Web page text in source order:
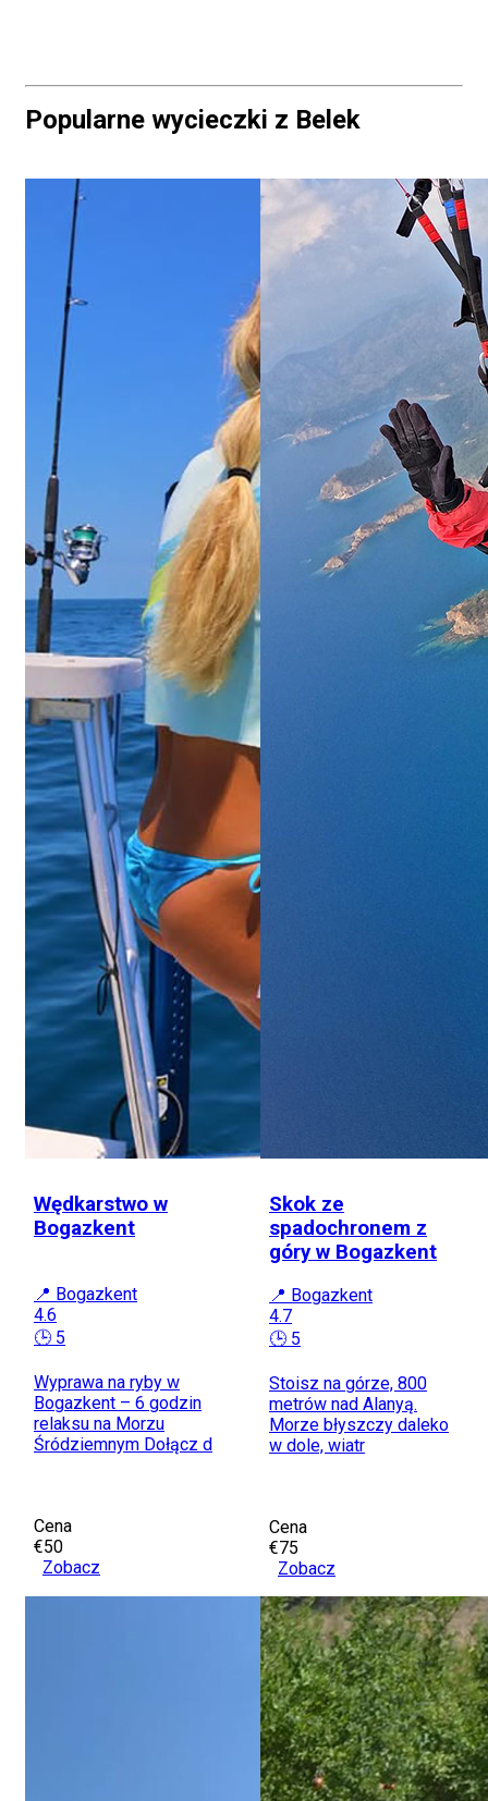
Popularne wycieczki z Belek
Wędkarstwo w
Bogazkent
📍 Bogazkent
4.6
🕒 5
Wyprawa na ryby w
Bogazkent – 6 godzin
relaksu na Morzu
Śródziemnym Dołącz d
Cena
€50
Zobacz
Skok ze
spadochronem z
góry w Bogazkent
📍 Bogazkent
4.7
🕒 5
Stoisz na górze, 800
metrów nad Alanyą.
Morze błyszczy daleko
w dole, wiatr
Cena
€75
Zobacz